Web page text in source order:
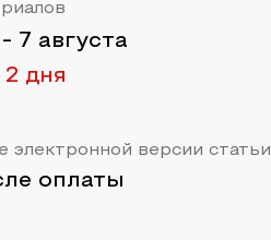
- 7 августа
2 дня
электронной версии статьи
оплаты